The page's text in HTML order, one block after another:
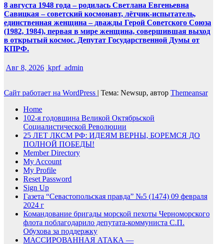
8 августа 1948 года – родилась Светлана Евгеньевна
Савицкая – советский космонавт, лётчик-испытатель,
единственная женщина – дважды Герой Советского Союза
(1982, 1984), первая в мире женщина, совершившая выход
в открытый космос. Депутат Государственной Думы от
КПРФ.
Авг 8, 2026 kprf_admin
Сайт работает на WordPress | Тема: Newsup, автор Themeansar
Home
102-я годовщина Великой Октябрьской
Социалистической Революции
25 ЛЕТ ЛКСМ РФ: ИДЕЯМ ВЕРНЫ, БОРЕМСЯ ДО
ПОЛНОЙ ПОБЕДЫ!
Member Directory
My Account
My Profile
Reset Password
Sign Up
Газета “Севастопольская правда” №5 (1474) 09 февраля
2024 г
Командование бригады морской пехоты Черноморского
флота поблагодарило депутата-коммуниста С.П.
Обухова за поддержку
МАССИРОВАННАЯ АТАКА —